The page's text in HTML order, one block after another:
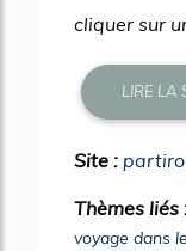
cliquer sur
LIRE LA
Site :
Thèmes liés
voyage dans